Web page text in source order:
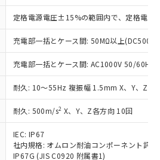
定格電源電圧±15%の範囲内で、定格電
充電部一括とケース間: 50MΩ以上(DC500V
充電部一括とケース間: AC1000V 50/60Hz
耐久: 10～55Hz 複振幅 1.5mm X、Y、Z各
耐久: 500m/s2 X、Y、Z各方向 10回
IEC: IP67
社内規格: オムロン耐油コンポーネント評
IP67G (JIS C0920 附属書1)
の対象外となる商品もある
承ください。
よび標準価格照会結果は、
る更新日時点での社内デー
作成されるものであり、閲
点での実際の在庫および標
異なる場合があることをご
い。
状況および標準価格はお客
先、またはお客様担当のオ
機器販売店・当社販売員に
さい。
により、非含有部品として
品と判明した場合などや
ることがあります。
質）：
、 水銀(Hg) 1000ppm以下、 カド
以下、
以下、ポリ臭化ビフェニル
下、ポリ臭化ジフェニルエーテル類
下、フタル酸ビス(2-エチルヘキシ
1000ppm以下、フタル酸ブチ
業用監視および制御機器に対する
材料含有率が中国RoHSの
ることを示します。
です。当社販売部門へお問
。
基準値 (GB/T26572)：
Hg(水銀) : 1000ppm、 Cd(カドミウ
1000ppm、 PBBs(ポリ臭化ビフェ
PBDEs(ポリ臭化ジフェニルエーテ
ル) : 1000ppm、 DIBP(フタル酸ジ
、 BBP(フタル酸ブチルベンジ
(2-エチルヘキシル)) : 1000ppm
れら貴社製品のうち、外国
外国貿易法に定める商品
制貨物等」という）を輸出
への提供する場合は、日本
出許可(または役務取引許
するなどの必要な手続きを
貨物を破棄する場合は、完
るなど、違法に輸出されな
な手段を講じます。
製品を、核兵器、ミサイ
以上の在庫あり
には満たないが在庫あり